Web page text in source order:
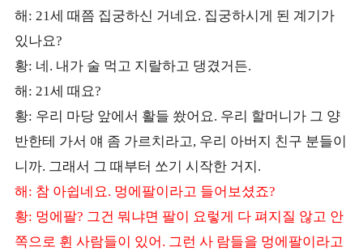
해: 21세 때쯤 집궁하신 거네요. 집궁하시게 된 계기가
있나요?
황: 네. 내가 술 먹고 지랄하고 댕겼거든.
해: 21세 때요?
황: 우리 마당 앞에서 활들 쐈어요. 우리 할머니가 그 양
반한테 가서 얘 좀 가르치라고, 우리 아버지 친구 분들이
니까. 그래서 그 때부터 쏘기 시작한 거지.
해: 참 아쉽네요. 멍에팔이라고 들어보셨죠?
황: 멍에팔? 그건 뭐냐면 팔이 요렇게 다 펴지질 않고 안
쪽으로 휜 사람들이 있어. 그런 사 람들을 멍에팔이라고